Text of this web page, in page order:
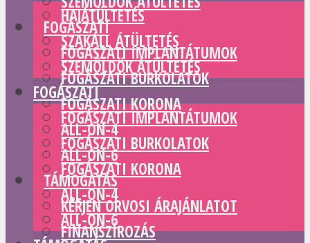
FOGÁSZATI
FOGÁSZATI IMPLANTÁTUMOK
FOGÁSZATI BURKOLATOK
FOGÁSZATI KORONA
ALL-ON-4
ALL-ON-6
TÁMOGATÁS
KÉRJEN ORVOSI ÁRAJÁNLATOT
FINANSZÍROZÁS
HAJÁTÜLTETÉS
SZAKÁLL ÁTÜLTETÉS
SZEMÖLDÖK ÁTÜLTETÉS
FOGÁSZATI
FOGÁSZATI IMPLANTÁTUMOK
FOGÁSZATI BURKOLATOK
FOGÁSZATI KORONA
ALL-ON-4
ALL-ON-6